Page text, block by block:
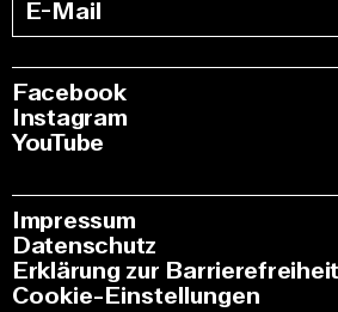
Facebook
Instagram
YouTube
Impressum
Datenschutz
Erklärung zur Barrierefreiheit
Cookie-Einstellungen